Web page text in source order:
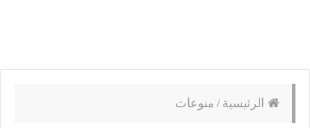
الرئيسية / منوعات